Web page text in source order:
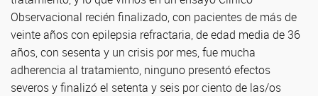
Observacional recién finalizado, con pacientes de más de
veinte años con epilepsia refractaria, de edad media de 36
años, con sesenta y un crisis por mes, fue mucha
adherencia al tratamiento, ninguno presentó efectos
severos y finalizó el setenta y seis por ciento de las/os